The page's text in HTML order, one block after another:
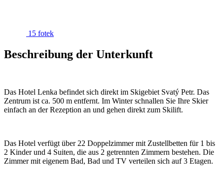
15 fotek
Beschreibung der Unterkunft
Das Hotel Lenka befindet sich direkt im Skigebiet Svatý Petr. Das
Zentrum ist ca. 500 m entfernt. Im Winter schnallen Sie Ihre Skier
einfach an der Rezeption an und gehen direkt zum Skilift.
Das Hotel verfügt über 22 Doppelzimmer mit Zustellbetten für 1 bis
2 Kinder und 4 Suiten, die aus 2 getrennten Zimmern bestehen. Die
Zimmer mit eigenem Bad, Bad und TV verteilen sich auf 3 Etagen.